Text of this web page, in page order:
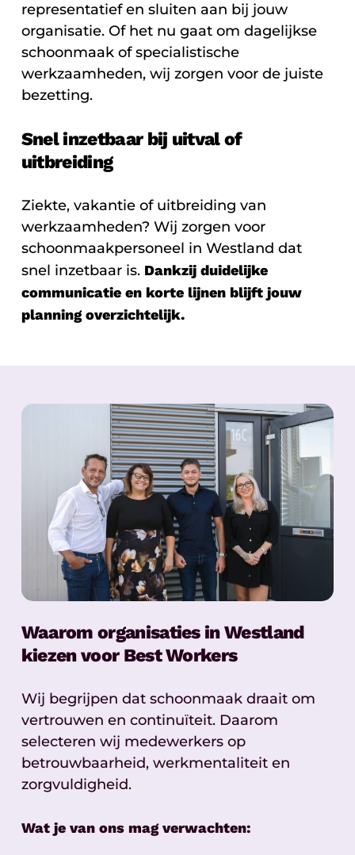
representatief en sluiten aan bij jouw
organisatie. Of het nu gaat om dagelijkse
schoonmaak of specialistische
werkzaamheden, wij zorgen voor de juiste
bezetting.
Snel inzetbaar bij uitval of
uitbreiding
Ziekte, vakantie of uitbreiding van
werkzaamheden? Wij zorgen voor
schoonmaakpersoneel in Westland dat
snel inzetbaar is. Dankzij duidelijke
communicatie en korte lijnen blijft jouw
planning overzichtelijk.
Waarom organisaties in Westland
kiezen voor Best Workers
Wij begrijpen dat schoonmaak draait om
vertrouwen en continuïteit. Daarom
selecteren wij medewerkers op
betrouwbaarheid, werkmentaliteit en
zorgvuldigheid.
Wat je van ons mag verwachten: